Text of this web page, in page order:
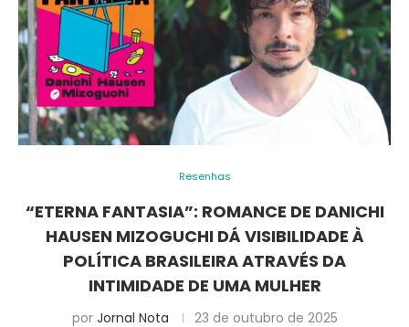
Resenhas
“ETERNA FANTASIA”: ROMANCE DE DANICHI
HAUSEN MIZOGUCHI DÁ VISIBILIDADE À
POLÍTICA BRASILEIRA ATRAVÉS DA
INTIMIDADE DE UMA MULHER
por Jornal Nota 23 de outubro de 2025